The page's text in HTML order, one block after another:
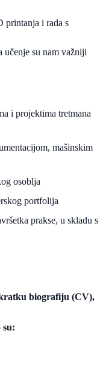
printanja i rada s
učenje su nam važniji
i projektima tretmana
mašinskim
osoblja
portfolija
prakse, u skladu s
biografiju (CV),
su: